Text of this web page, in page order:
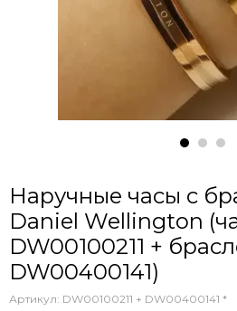
Наручные часы с
Daniel Wellington
DW00100211 +
DW00400141)
Артикул: DW00100211 + DW00400141 *